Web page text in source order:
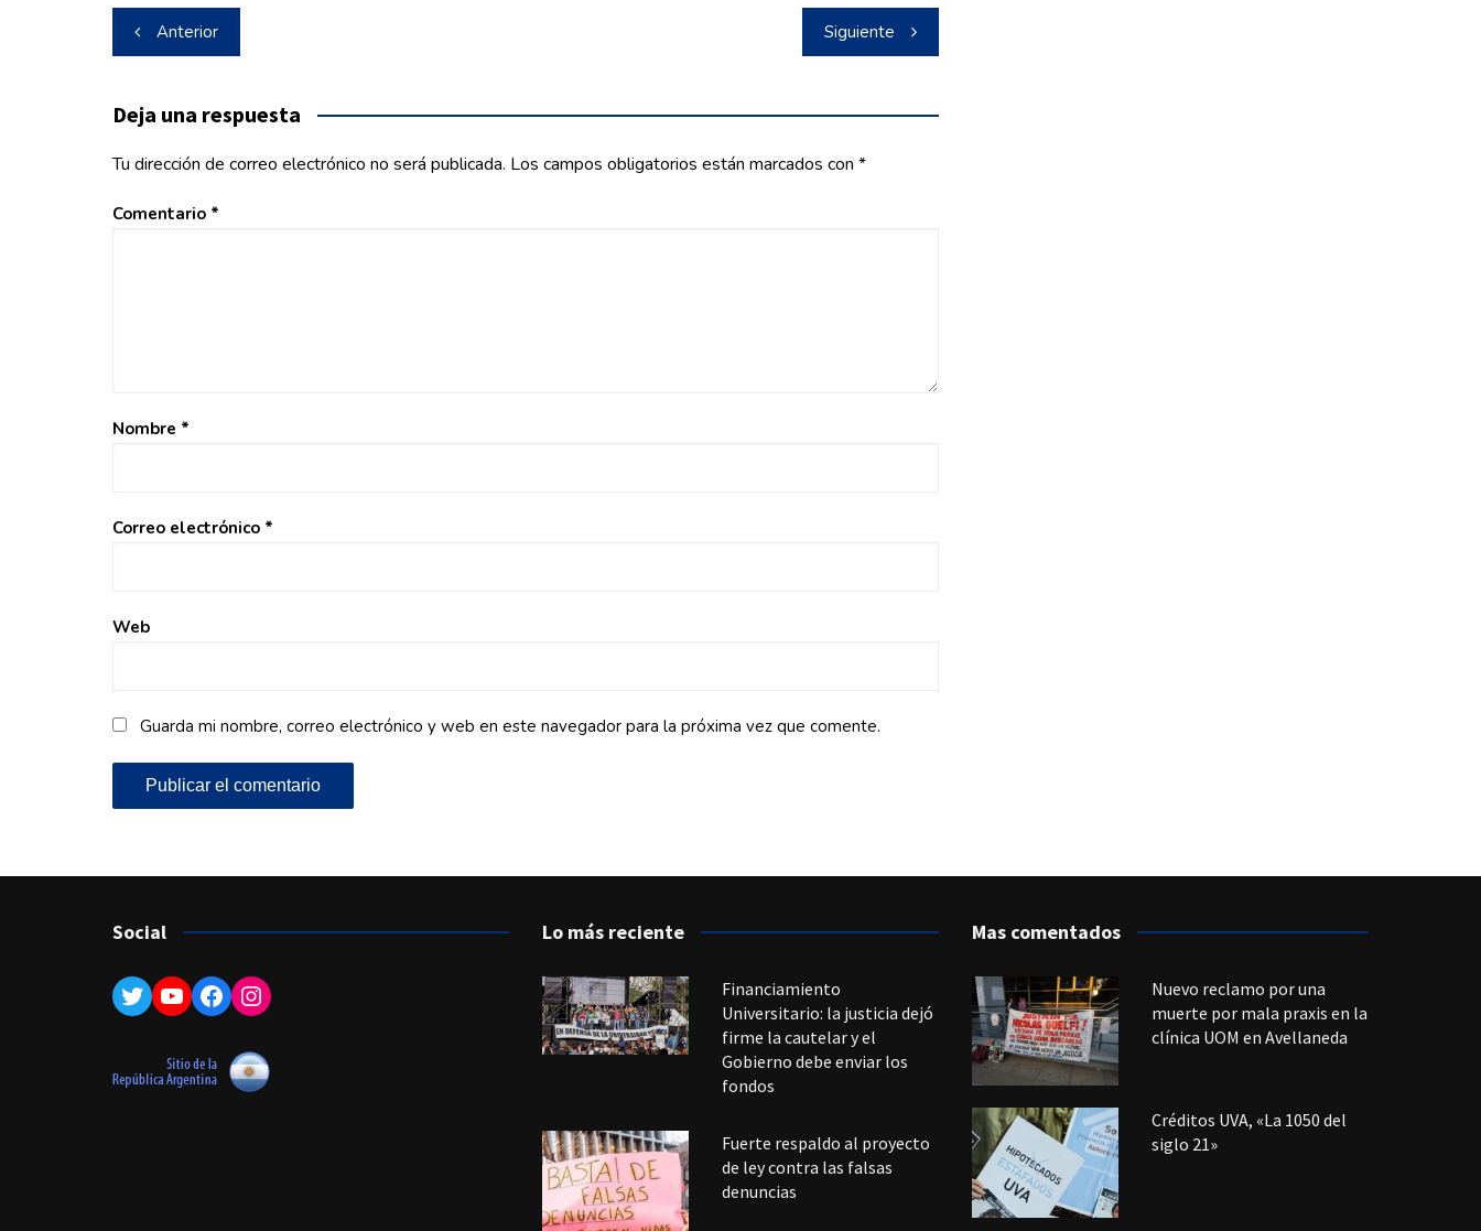
Navegación
de
entradas
Anterior Siguiente
Deja una respuesta
Tu dirección de correo electrónico no será publicada. Los campos obligatorios están marcados con *
Comentario *
Nombre *
Correo electrónico *
Web
Guarda mi nombre, correo electrónico y web en este navegador para la próxima vez que comente.
Social
Twitter
YouTube
Facebook
Instagram
Lo más reciente
Financiamiento
Universitario: la justicia dejó
firme la cautelar y el
Gobierno debe enviar los
fondos
Fuerte respaldo al proyecto
de ley contra las falsas
denuncias
Mas comentados
Nuevo reclamo por una
muerte por mala praxis en la
clínica UOM en Avellaneda
Créditos UVA, «La 1050 del
siglo 21»